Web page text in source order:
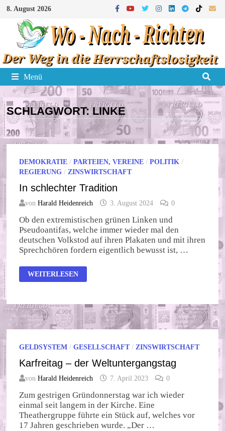
Zum
Inhalt
springen
8. August 2026
Menü
SCHLAGWORT:LINKE
DEMOKRATIE /PARTEIEN, VEREINE /POLITIK /
REGIERUNG /ZINSWIRTSCHAFT
In schlechter Tradition
vonHarald Heidenreich 3. August 2024 0
Ob den extremistischen grünen Linken und
Pseudoantifas, welche immer wieder mal den
deutschen Volkstod auf ihren Plakaten und mit ihren
Sprechchören fordern eigentlich bewusst ist, …
IN
SCHLECHTER
WEITERLESEN
GELDSYSTEM /GESELLSCHAFT/ZINSWIRTSCHAFT
Karfreitag – der Weltuntergangstag
vonHarald Heidenreich 7. April 2023 0
Zum gestrigen Gründonnerstag war ich wieder
einmal seit langem in der Kirche. Eine
Theathergruppe führte ein Stück auf, welches vor
17 Jahren geschrieben wurde. „Der …